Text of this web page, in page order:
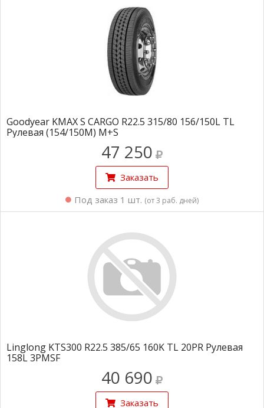
Goodyear KMAX S CARGO R22.5 315/80 156/150L TL
Рулевая (154/150M) M+S
47 250
Заказать
Под заказ 1 шт. (от 3 раб. дней)
Linglong KTS300 R22.5 385/65 160K TL 20PR Рулевая
158L 3PMSF
40 690
Заказать